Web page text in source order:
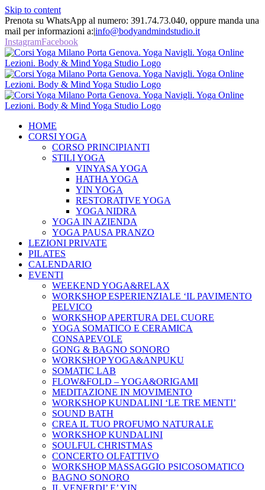
Skip to content
Prenota su WhatsApp al numero: 391.74.73.040, oppure manda una
mail per informazioni a:|info@bodyandmindstudio.it
InstagramFacebook
HOME
CORSI YOGA
CORSO PRINCIPIANTI
STILI YOGA
VINYASA YOGA
HATHA YOGA
YIN YOGA
RESTORATIVE YOGA
YOGA NIDRA
YOGA IN AZIENDA
YOGA PAUSA PRANZO
LEZIONI PRIVATE
PILATES
CALENDARIO
EVENTI
WEEKEND YOGA&RELAX
WORKSHOP ESPERIENZIALE ‘IL PAVIMENTO
PELVICO
WORKSHOP APERTURA DEL CUORE
YOGA SOMATICO E CERAMICA
CONSAPEVOLE
GONG & BAGNO SONORO
WORKSHOP YOGA&ANPUKU
SOMATIC LAB
FLOW&FOLD – YOGA&ORIGAMI
MEDITAZIONE IN MOVIMENTO
WORKSHOP KUNDALINI ‘LE TRE MENTI’
SOUND BATH
CREA IL TUO PROFUMO NATURALE
WORKSHOP KUNDALINI
SOULFUL CHRISTMAS
CONCERTO OLFATTIVO
WORKSHOP MASSAGGIO PSICOSOMATICO
BAGNO SONORO
IL VENERDI’ E’ YIN